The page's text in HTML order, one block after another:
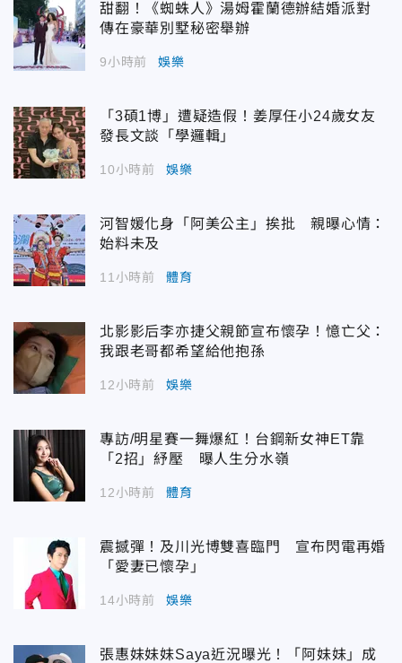
甜翻！《蜘蛛人》湯姆霍蘭德辦結婚派對
傳在豪華別墅秘密舉辦
9小時前 娛樂
「3碩1博」遭疑造假！姜厚任小24歲女友
發長文談「學邏輯」
10小時前 娛樂
河智媛化身「阿美公主」挨批 親曝心情：
始料未及
11小時前 體育
北影影后李亦捷父親節宣布懷孕！憶亡父：
我跟老哥都希望給他抱孫
12小時前 娛樂
專訪/明星賽一舞爆紅！台鋼新女神ET靠
「2招」紓壓 曝人生分水嶺
12小時前 體育
震撼彈！及川光博雙喜臨門 宣布閃電再婚
「愛妻已懷孕」
14小時前 娛樂
張惠妹妹妹Saya近況曝光！「阿妹妹」成